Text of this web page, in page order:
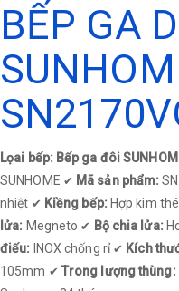
BẾP GA
Lọai bếp: Bếp ga đôi
SUNHOME ✔ Mã sản phẩm:
nhiệt ✔ Kiềng bếp: Hợp kim
lửa: Megneto ✔ Bộ chia lửa:
điếu: INOX chống rỉ ✔ Kích
105mm ✔ Trong lượng thùng: